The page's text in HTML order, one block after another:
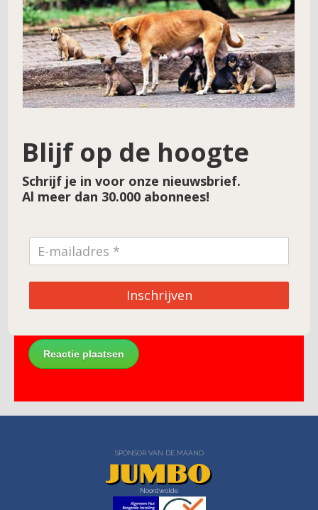
Reactie*
Naam*
E-mail*
SPONSOR VAN DE MAAND
Noordwolde
Blijf op de hoogte
Schrijf je in voor onze nieuwsbrief.
Al meer dan 30.000 abonnees!
Inschrijven